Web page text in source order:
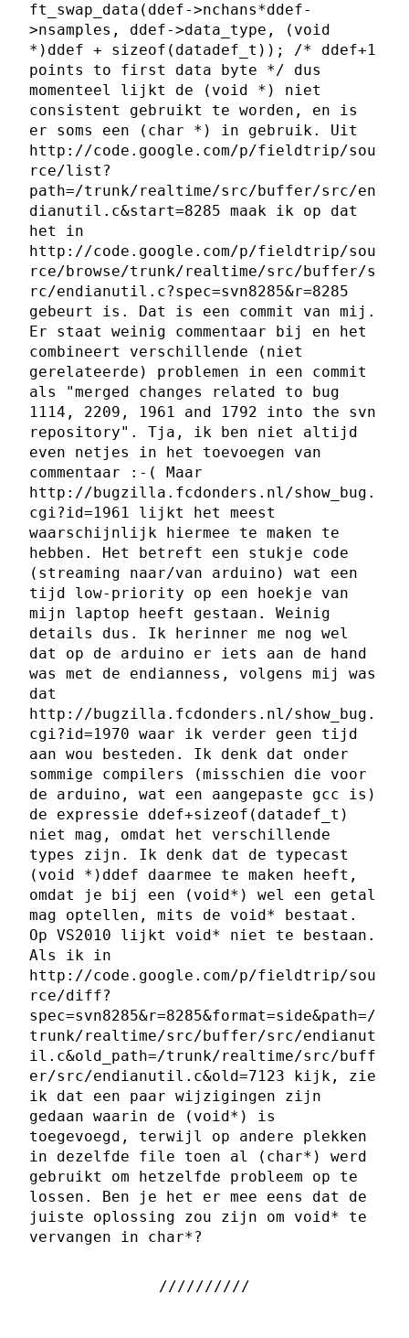
ft_swap_data(ddef->nchans*ddef-
>nsamples, ddef->data_type, (void
*)ddef + sizeof(datadef_t)); /* ddef+1
points to first data byte */ dus
momenteel lijkt de (void *) niet
consistent gebruikt te worden, en is
er soms een (char *) in gebruik. Uit
http://code.google.com/p/fieldtrip/sou
rce/list?
path=/trunk/realtime/src/buffer/src/en
dianutil.c&start=8285 maak ik op dat
het in
http://code.google.com/p/fieldtrip/sou
rce/browse/trunk/realtime/src/buffer/s
rc/endianutil.c?spec=svn8285&r=8285
gebeurt is. Dat is een commit van mij.
Er staat weinig commentaar bij en het
combineert verschillende (niet
gerelateerde) problemen in een commit
als "merged changes related to bug
1114, 2209, 1961 and 1792 into the svn
repository". Tja, ik ben niet altijd
even netjes in het toevoegen van
commentaar :-( Maar
http://bugzilla.fcdonders.nl/show_bug.
cgi?id=1961 lijkt het meest
waarschijnlijk hiermee te maken te
hebben. Het betreft een stukje code
(streaming naar/van arduino) wat een
tijd low-priority op een hoekje van
mijn laptop heeft gestaan. Weinig
details dus. Ik herinner me nog wel
dat op de arduino er iets aan de hand
was met de endianness, volgens mij was
dat
http://bugzilla.fcdonders.nl/show_bug.
cgi?id=1970 waar ik verder geen tijd
aan wou besteden. Ik denk dat onder
sommige compilers (misschien die voor
de arduino, wat een aangepaste gcc is)
de expressie ddef+sizeof(datadef_t)
niet mag, omdat het verschillende
types zijn. Ik denk dat de typecast
(void *)ddef daarmee te maken heeft,
omdat je bij een (void*) wel een getal
mag optellen, mits de void* bestaat.
Op VS2010 lijkt void* niet te bestaan.
Als ik in
http://code.google.com/p/fieldtrip/sou
rce/diff?
spec=svn8285&r=8285&format=side&path=/
trunk/realtime/src/buffer/src/endianut
il.c&old_path=/trunk/realtime/src/buff
er/src/endianutil.c&old=7123 kijk, zie
ik dat een paar wijzigingen zijn
gedaan waarin de (void*) is
toegevoegd, terwijl op andere plekken
in dezelfde file toen al (char*) werd
gebruikt om hetzelfde probleem op te
lossen. Ben je het er mee eens dat de
juiste oplossing zou zijn om void* te
vervangen in char*?